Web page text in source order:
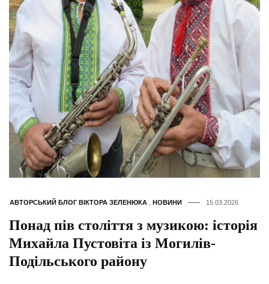
АВТОРСЬКИЙ БЛОГ ВІКТОРА ЗЕЛЕНЮКА НОВИНИ 15.03.2026
Понад пів століття з музикою: історія
Михайла Пустовіта із Могилів-
Подільського району